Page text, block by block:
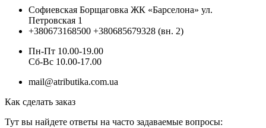
Софиевская Борщаговка ЖК «Барселона» ул.
Петровская 1
+380673168500 +380685679328 (вн. 2)
Пн-Пт 10.00-19.00
Cб-Вс 10.00-17.00
mail@atributika.com.ua
Как сделать заказ
Тут вы найдете ответы на часто задаваемые вопросы: